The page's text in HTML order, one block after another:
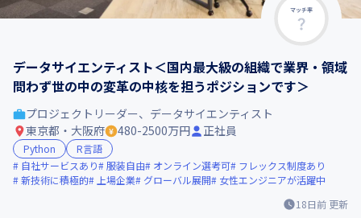
マッチ率
データサイエンティスト＜国内最大級の組織で業界・領域
問わず世の中の変革の中核を担うポジションです＞
18日前 更新
プロジェクトリーダー、データサイエンティスト
東京都・大阪府
480-2500万円 正社員
Python
R言語
自社サービスあり
服装自由 オンライン選考可
フレックス制度あり
新技術に積極的
上場企業 グローバル展開 女性エンジニアが活躍中